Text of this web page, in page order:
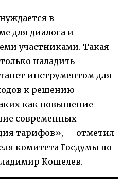
в
для диалога и
участниками. Такая
наладить
инструментом для
к решению
как повышение
современных
тарифов», — отметил
комитета Госдумы по
Кошелев.